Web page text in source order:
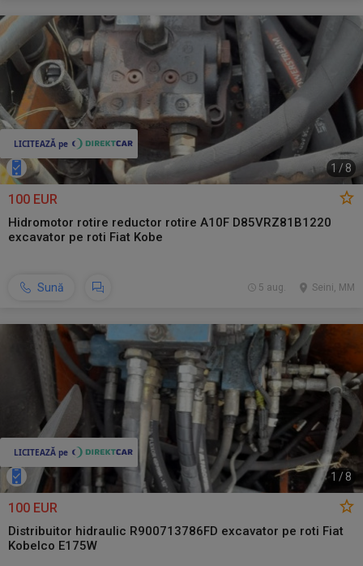
1 /8
100 EUR
Hidromotor rotire reductor rotire A10F D85VRZ81B1220
excavator pe roti Fiat Kobe
Sună Seini, MM
5 aug.
1 / 8
100 EUR
Distribuitor hidraulic R900713786FD excavator pe roti Fiat
Kobelco E175W